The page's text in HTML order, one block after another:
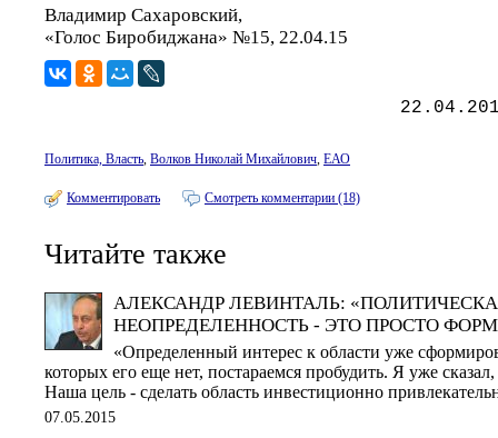
Владимир Сахаровский,
«Голос Биробиджана» №15, 22.04.15
Политика, Власть, Волков Николай Михайлович, ЕАО
Комментировать Смотреть комментарии (18)
Читайте также
АЛЕКСАНДР ЛЕВИНТАЛЬ:
НЕОПРЕДЕЛЕННОСТЬ - ЭТО ПРОСТО
«Определенный интерес к области уже
которых его еще нет, постараемся пробудить. Я уже
Наша цель - сделать область инвестиционно
07.05.2015